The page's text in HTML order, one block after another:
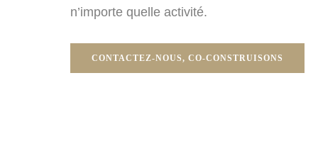
n’importe quelle activité.
CONTACTEZ-NOUS, CO-CONSTRUISONS